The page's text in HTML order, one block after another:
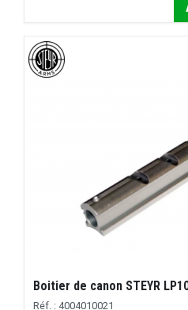
Boitier de canon STEYR
Réf. : 4004010021